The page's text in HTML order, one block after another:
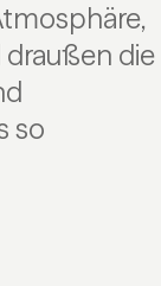
draußen die
so